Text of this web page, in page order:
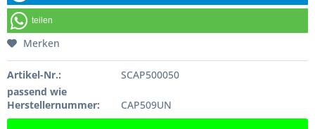
teilen
Merken
Artikel-Nr.:
SCAP500050
passend wie
Herstellernummer:
CAP509UN